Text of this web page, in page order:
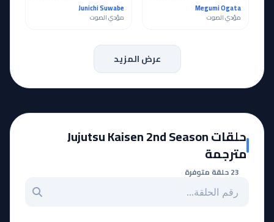
Megumi Ogata
مؤدي الصوت
Junichi Suwabe
مؤدي الصوت
عرض المزيد
حلقات Jujutsu Kaisen 2nd Season
مترجمة
23 حلقة متوفرة
بحث عن حلقة بالرقم